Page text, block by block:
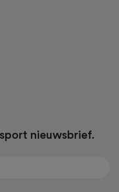
nieuwsbrief.